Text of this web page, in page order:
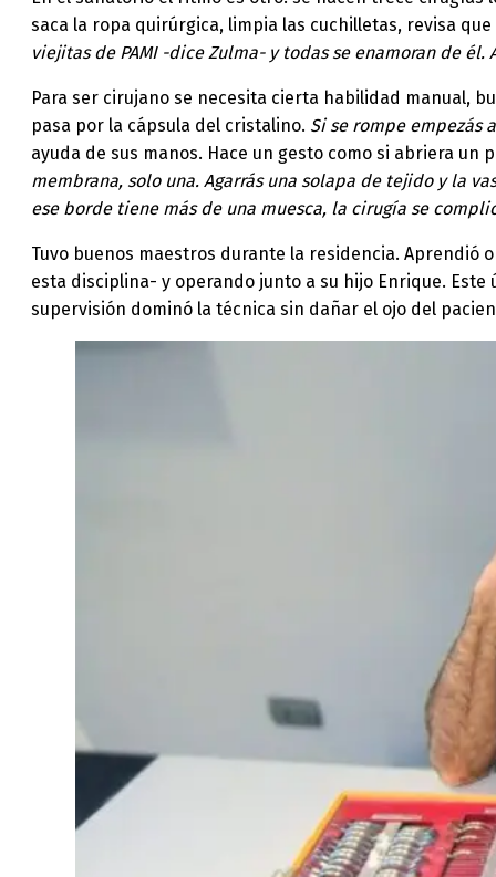
saca la ropa quirúrgica, limpia las cuchilletas, revisa
viejitas de PAMI -dice Zulma- y todas se enamoran de
Para ser cirujano se necesita cierta habilidad manual,
pasa por la cápsula del cristalino. Si se rompe empezás
ayuda de sus manos. Hace un gesto como si abriera
membrana, solo una. Agarrás una solapa de tejido y la
ese borde tiene más de una muesca, la cirugía se
Tuvo buenos maestros durante la residencia. Aprendió
esta disciplina- y operando junto a su hijo Enrique.
supervisión dominó la técnica sin dañar el ojo del